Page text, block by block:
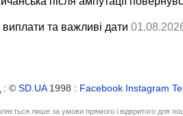
та важливі дати
: © SD.UA1998 : Facebook Instagram
лише за умови прямого і відкритого